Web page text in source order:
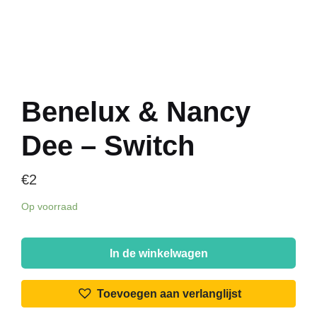
Benelux & Nancy
Dee – Switch
€2
Op voorraad
Benelux
Nancy
-
In de winkelwagen
Toevoegen aan verlanglijst